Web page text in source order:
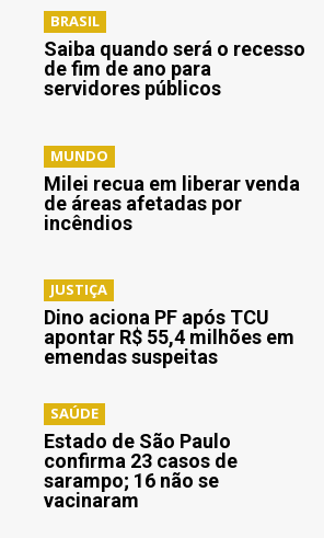
BRASIL
Saiba quando será o recesso
de fim de ano para
servidores públicos
MUNDO
Milei recua em liberar venda
de áreas afetadas por
incêndios
JUSTIÇA
Dino aciona PF após TCU
apontar R$ 55,4 milhões em
emendas suspeitas
SAÚDE
Estado de São Paulo
confirma 23 casos de
sarampo; 16 não se
vacinaram